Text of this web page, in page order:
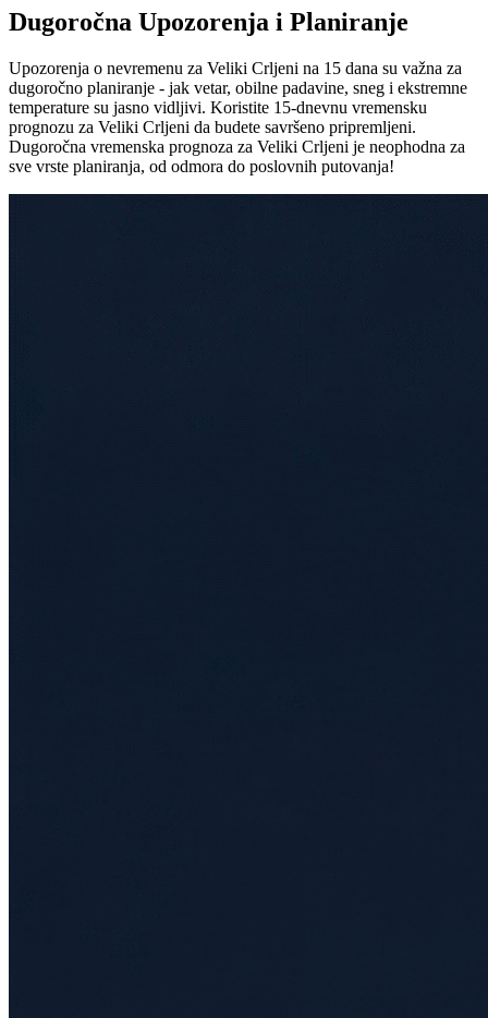
Dugoročna Upozorenja i Planiranje
Upozorenja o nevremenu za Veliki Crljeni na 15 dana su važna za
dugoročno planiranje - jak vetar, obilne padavine, sneg i ekstremne
temperature su jasno vidljivi. Koristite 15-dnevnu vremensku
prognozu za Veliki Crljeni da budete savršeno pripremljeni.
Dugoročna vremenska prognoza za Veliki Crljeni je neophodna za
sve vrste planiranja, od odmora do poslovnih putovanja!